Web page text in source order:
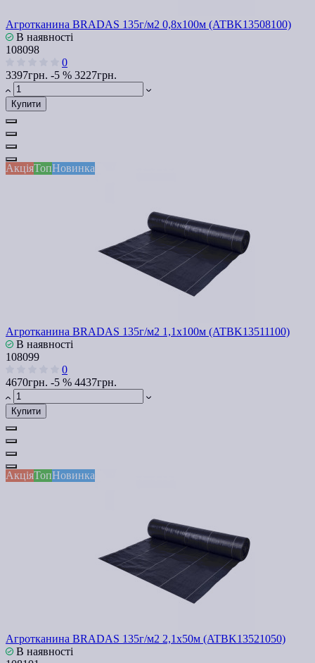
Агротканина BRADAS 135г/м2 0,8х100м (ATBK13508100)
В наявності
108098
0
3397грн. -5 % 3227грн.
Купити
АкціяТопНовинка
Агротканина BRADAS 135г/м2 1,1х100м (ATBK13511100)
В наявності
108099
0
4670грн. -5 % 4437грн.
Купити
АкціяТопНовинка
Агротканина BRADAS 135г/м2 2,1х50м (ATBK13521050)
В наявності